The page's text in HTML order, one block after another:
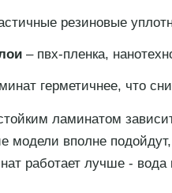
резиновые
– пвх-пленка,
герметичнее, что
ламинатом
модели вполне
работает лучше -